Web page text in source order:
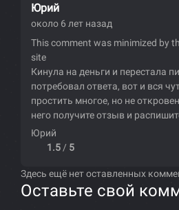
Юрий
около 6 лет назад
This comment was minimized by
site
Кинула на деньги и перестала
потребовал ответа, вот и вся
простить многое, но не
него получите отзыв и
Юрий
1.5 / 5
Здесь ещё нет оставленных
Оставьте свой